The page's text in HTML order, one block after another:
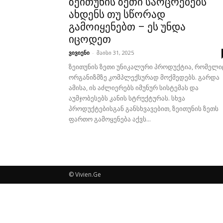
ახდენს თუ სწორად
გამოიყენებთ – ეს უნდა
იცოდეთ
ვივიენი - მაისი 31, 2025
ზეითუნის ზეთი უნიკალური პროდუქტია,
ორგანიზმზე კომპლექსურად მოქმედებს. გარდა
ამისა, ის აძლიერებს იმუნურ სისტემას და
აუმჯობესებს კანის სტრუქტურას. სხვა
პროდუქტებისგან განსხვავებით, ზეითუნის ზეთს
ფართო გამოყენება აქვს...
© Vivien.Ge